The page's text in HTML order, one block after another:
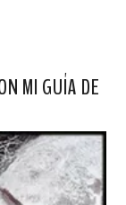
MI GUÍA DE